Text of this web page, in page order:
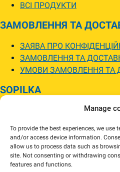
Manage
To provide the best experiences, we use
and/or access device information.
allow us to process data such as
site. Not consenting or withdrawing
features and functions.
ВСІ ПРОДУКТИ
ЗАМОВЛЕННЯ ТА
ЗАЯВА ПРО
ЗАМОВЛЕННЯ ТА
УМОВИ ЗАМОВЛЕННЯ ТА
SOPILKA
МАГАЗИНИ SOPILKA
НОВИНИ
Зображення товарів на вебсайті